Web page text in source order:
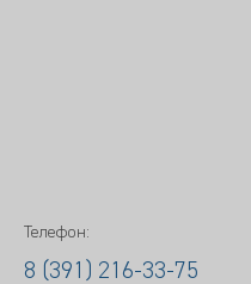
Телефон:
8 (391) 216-33-75